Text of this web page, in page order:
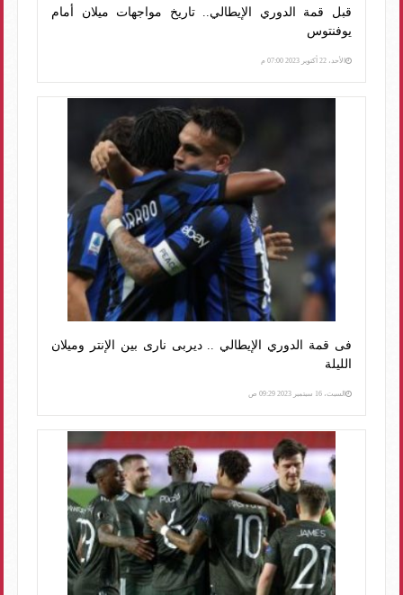
قبل قمة الدوري الإيطالي.. تاريخ مواجهات ميلان أمام
يوفنتوس
الأحد، 22 أكتوبر 2023 07:00 م
فى قمة الدوري الإيطالي .. ديربى نارى بين الإنتر وميلان
الليلة
السبت، 16 سبتمبر 2023 09:29 ص